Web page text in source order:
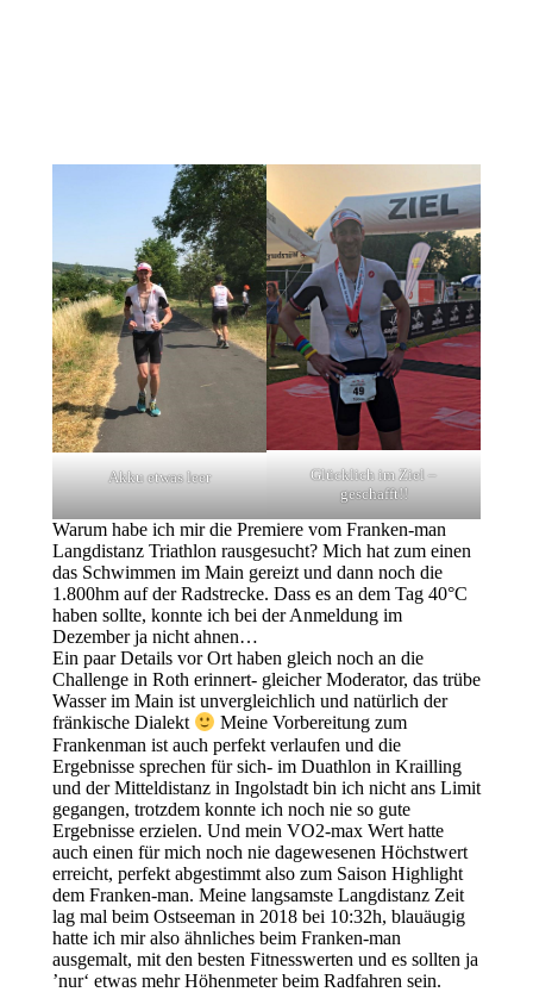
Akku etwas leer
Glücklich im Ziel –
geschafft!!
Warum habe ich mir die Premiere vom Franken-man
Langdistanz Triathlon rausgesucht? Mich hat zum einen
das Schwimmen im Main gereizt und dann noch die
1.800hm auf der Radstrecke. Dass es an dem Tag 40°C
haben sollte, konnte ich bei der Anmeldung im
Dezember ja nicht ahnen…
Ein paar Details vor Ort haben gleich noch an die
Challenge in Roth erinnert- gleicher Moderator, das trübe
Wasser im Main ist unvergleichlich und natürlich der
fränkische Dialekt
Meine Vorbereitung zum
Frankenman ist auch perfekt verlaufen und die
Ergebnisse sprechen für sich- im Duathlon in Krailling
und der Mitteldistanz in Ingolstadt bin ich nicht ans Limit
gegangen, trotzdem konnte ich noch nie so gute
Ergebnisse erzielen. Und mein VO2-max Wert hatte
auch einen für mich noch nie dagewesenen Höchstwert
erreicht, perfekt abgestimmt also zum Saison Highlight
dem Franken-man. Meine langsamste Langdistanz Zeit
lag mal beim Ostseeman in 2018 bei 10:32h, blauäugig
hatte ich mir also ähnliches beim Franken-man
ausgemalt, mit den besten Fitnesswerten und es sollten ja
’nur‘ etwas mehr Höhenmeter beim Radfahren sein.